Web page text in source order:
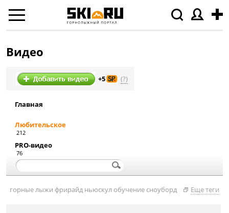
Видео
+5 (?)
Главная
Любительское
212
PRO-видео
76
горные лыжи фрирайд ньюскулобучениесноуборд Еще теги